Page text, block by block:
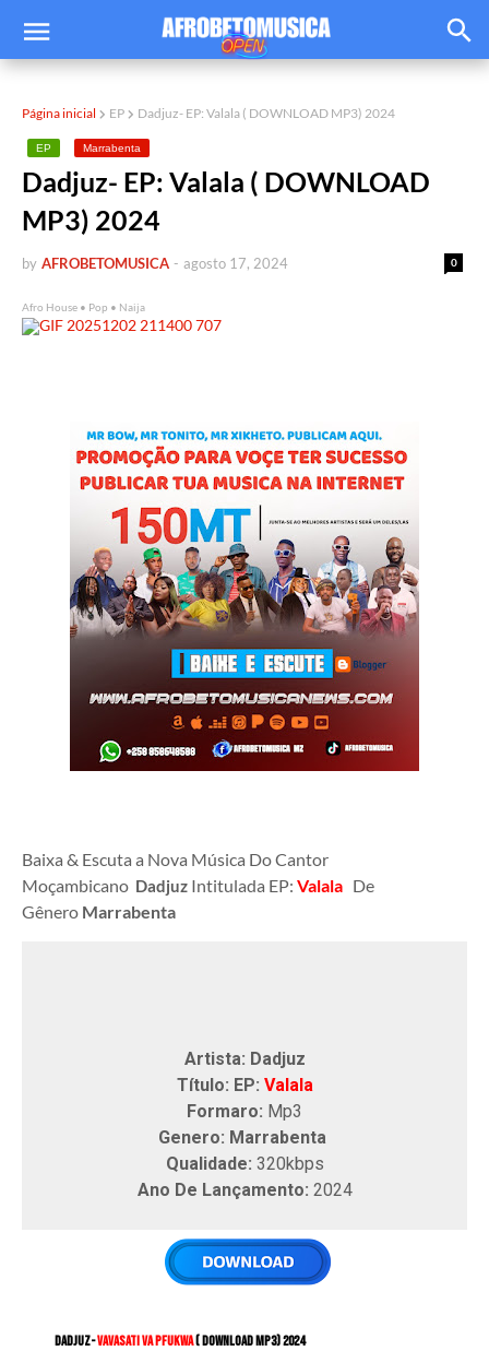
Página inicial EP Dadjuz- EP: Valala ( DOWNLOAD MP3) 2024
EP Marrabenta
Dadjuz- EP: Valala ( DOWNLOAD
MP3) 2024
by AFROBETOMUSICA 0
- agosto 17, 2024
Afro House • Pop • Naija
Baixa & Escuta a Nova Música Do Cantor
Moçambicano Dadjuz Intitulada EP: Valala De
Gênero Marrabenta
Artista: Dadjuz
Título: EP: Valala
Formaro: Mp3
Genero: Marrabenta
Qualidade: 320kbps
Ano De Lançamento: 2024
Dadjuz-Vavasati Va Pfukwa( DOWNLOAD MP3) 2024